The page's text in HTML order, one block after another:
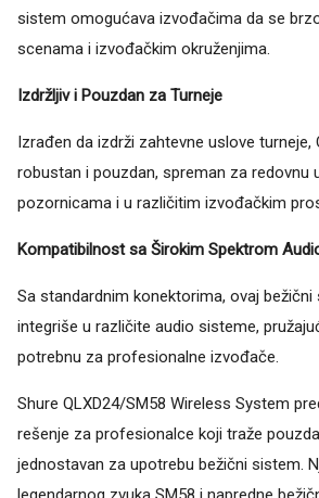
sistem omogućava izvođačima da se
scenama i izvođačkim okruženjima.
Izdržljiv i Pouzdan za Turneje
Izrađen da izdrži zahtevne uslove turneje,
robustan i pouzdan, spreman za redovnu
pozornicama i u različitim izvođačkim
Kompatibilnost sa Širokim Spektrom
Sa standardnim konektorima, ovaj
integriše u različite audio sisteme,
potrebnu za profesionalne izvođače.
Shure QLXD24/SM58 Wireless System
rešenje za profesionalce koji traže
jednostavan za upotrebu bežični sistem.